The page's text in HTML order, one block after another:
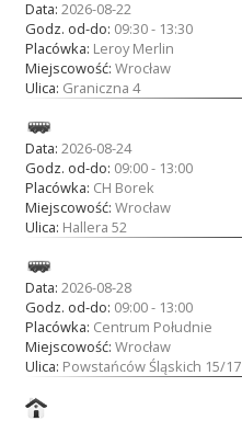
Data: 2026-08-22
Godz. od-do: 09:30 - 13:30
Placówka: Leroy Merlin
Miejscowość: Wrocław
Ulica: Graniczna 4
Data: 2026-08-24
Godz. od-do: 09:00 - 13:00
Placówka: CH Borek
Miejscowość: Wrocław
Ulica: Hallera 52
Data: 2026-08-28
Godz. od-do: 09:00 - 13:00
Placówka: Centrum Południe
Miejscowość: Wrocław
Ulica: Powstańców Śląskich 15/17